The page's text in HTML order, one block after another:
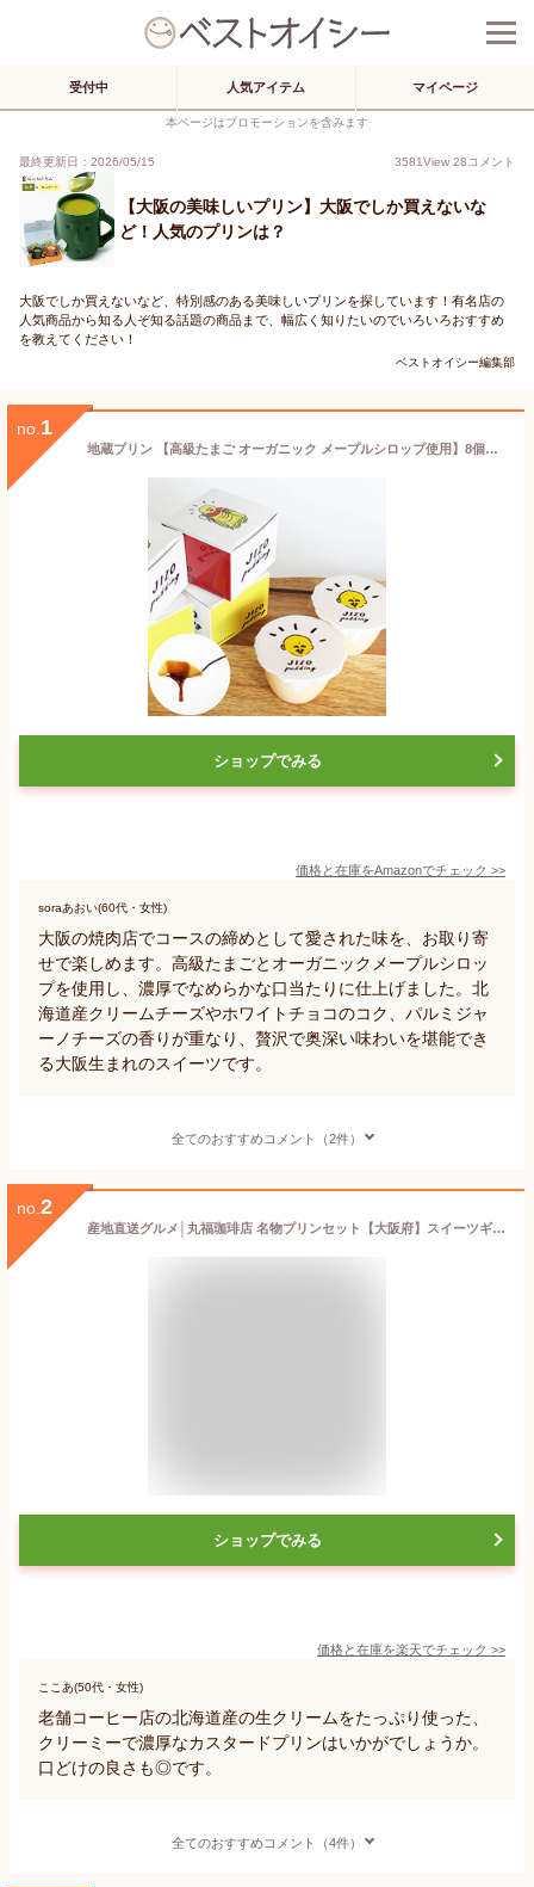
受付中 人気アイテム マイページ
本ページはプロモーションを含みます
最終更新日：2026/05/15 3581View 28コメント
【大阪の美味しいプリン】大阪でしか買えないな
ど！人気のプリンは？
大阪でしか買えないなど、特別感のある美味しいプリンを探しています！有名店の
人気商品から知る人ぞ知る話題の商品まで、幅広く知りたいのでいろいろおすすめ
を教えてください！
ベストオイシー編集部
no. 1
地蔵プリン 【高級たまご オーガニック メープルシロップ使用】8個セット 洋菓子 大阪 お取り寄せ/洋菓子ギフト ギフト プレゼント 内祝い 誕生日 贈答 バレンタイン 生菓子 プリン
ショップでみる
価格と在庫をAmazonでチェック >>
soraあおい(60代・女性)
大阪の焼肉店でコースの締めとして愛された味を、お取り寄
せで楽しめます。高級たまごとオーガニックメープルシロッ
プを使用し、濃厚でなめらかな口当たりに仕上げました。北
海道産クリームチーズやホワイトチョコのコク、パルミジャ
ーノチーズの香りが重なり、贅沢で奥深い味わいを堪能でき
る大阪生まれのスイーツです。
全てのおすすめコメント（2件）
no. 2
産地直送グルメ│丸福珈琲店 名物プリンセット【大阪府】スイーツギフト 洋菓子
ショップでみる
価格と在庫を楽天でチェック >>
ここあ(50代・女性)
老舗コーヒー店の北海道産の生クリームをたっぷり使った、
クリーミーで濃厚なカスタードプリンはいかがでしょうか。
口どけの良さも◎です。
全てのおすすめコメント（4件）